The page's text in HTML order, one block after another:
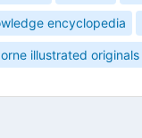
encyclopedia
illustrated originals